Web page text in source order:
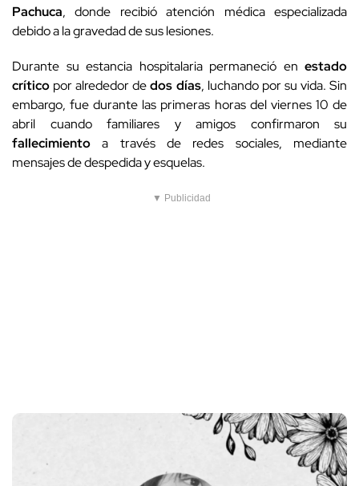
Pachuca, donde recibió atención médica especializada
debido a la gravedad de sus lesiones.
Durante su estancia hospitalaria permaneció en estado
crítico por alrededor dedos días, luchando por su vida. Sin
embargo, fue durante las primeras horas del viernes 10 de
abril cuando familiares y amigos confirmaron su
fallecimiento a través de redes sociales, mediante
mensajes de despedida y esquelas.
▼ Publicidad